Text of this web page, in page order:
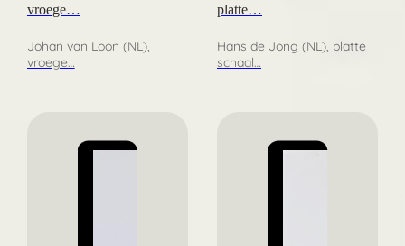
vroege…
Johan van Loon (NL),
vroege…
platte…
Hans de Jong (NL), platte
schaal…